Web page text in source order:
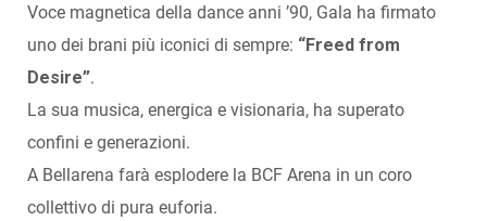
Voce magnetica della dance anni ’90, Gala ha firmato
uno dei brani più iconici di sempre: “Freed from
Desire”.
La sua musica, energica e visionaria, ha superato
confini e generazioni.
A Bellarena farà esplodere la BCF Arena in un coro
collettivo di pura euforia.